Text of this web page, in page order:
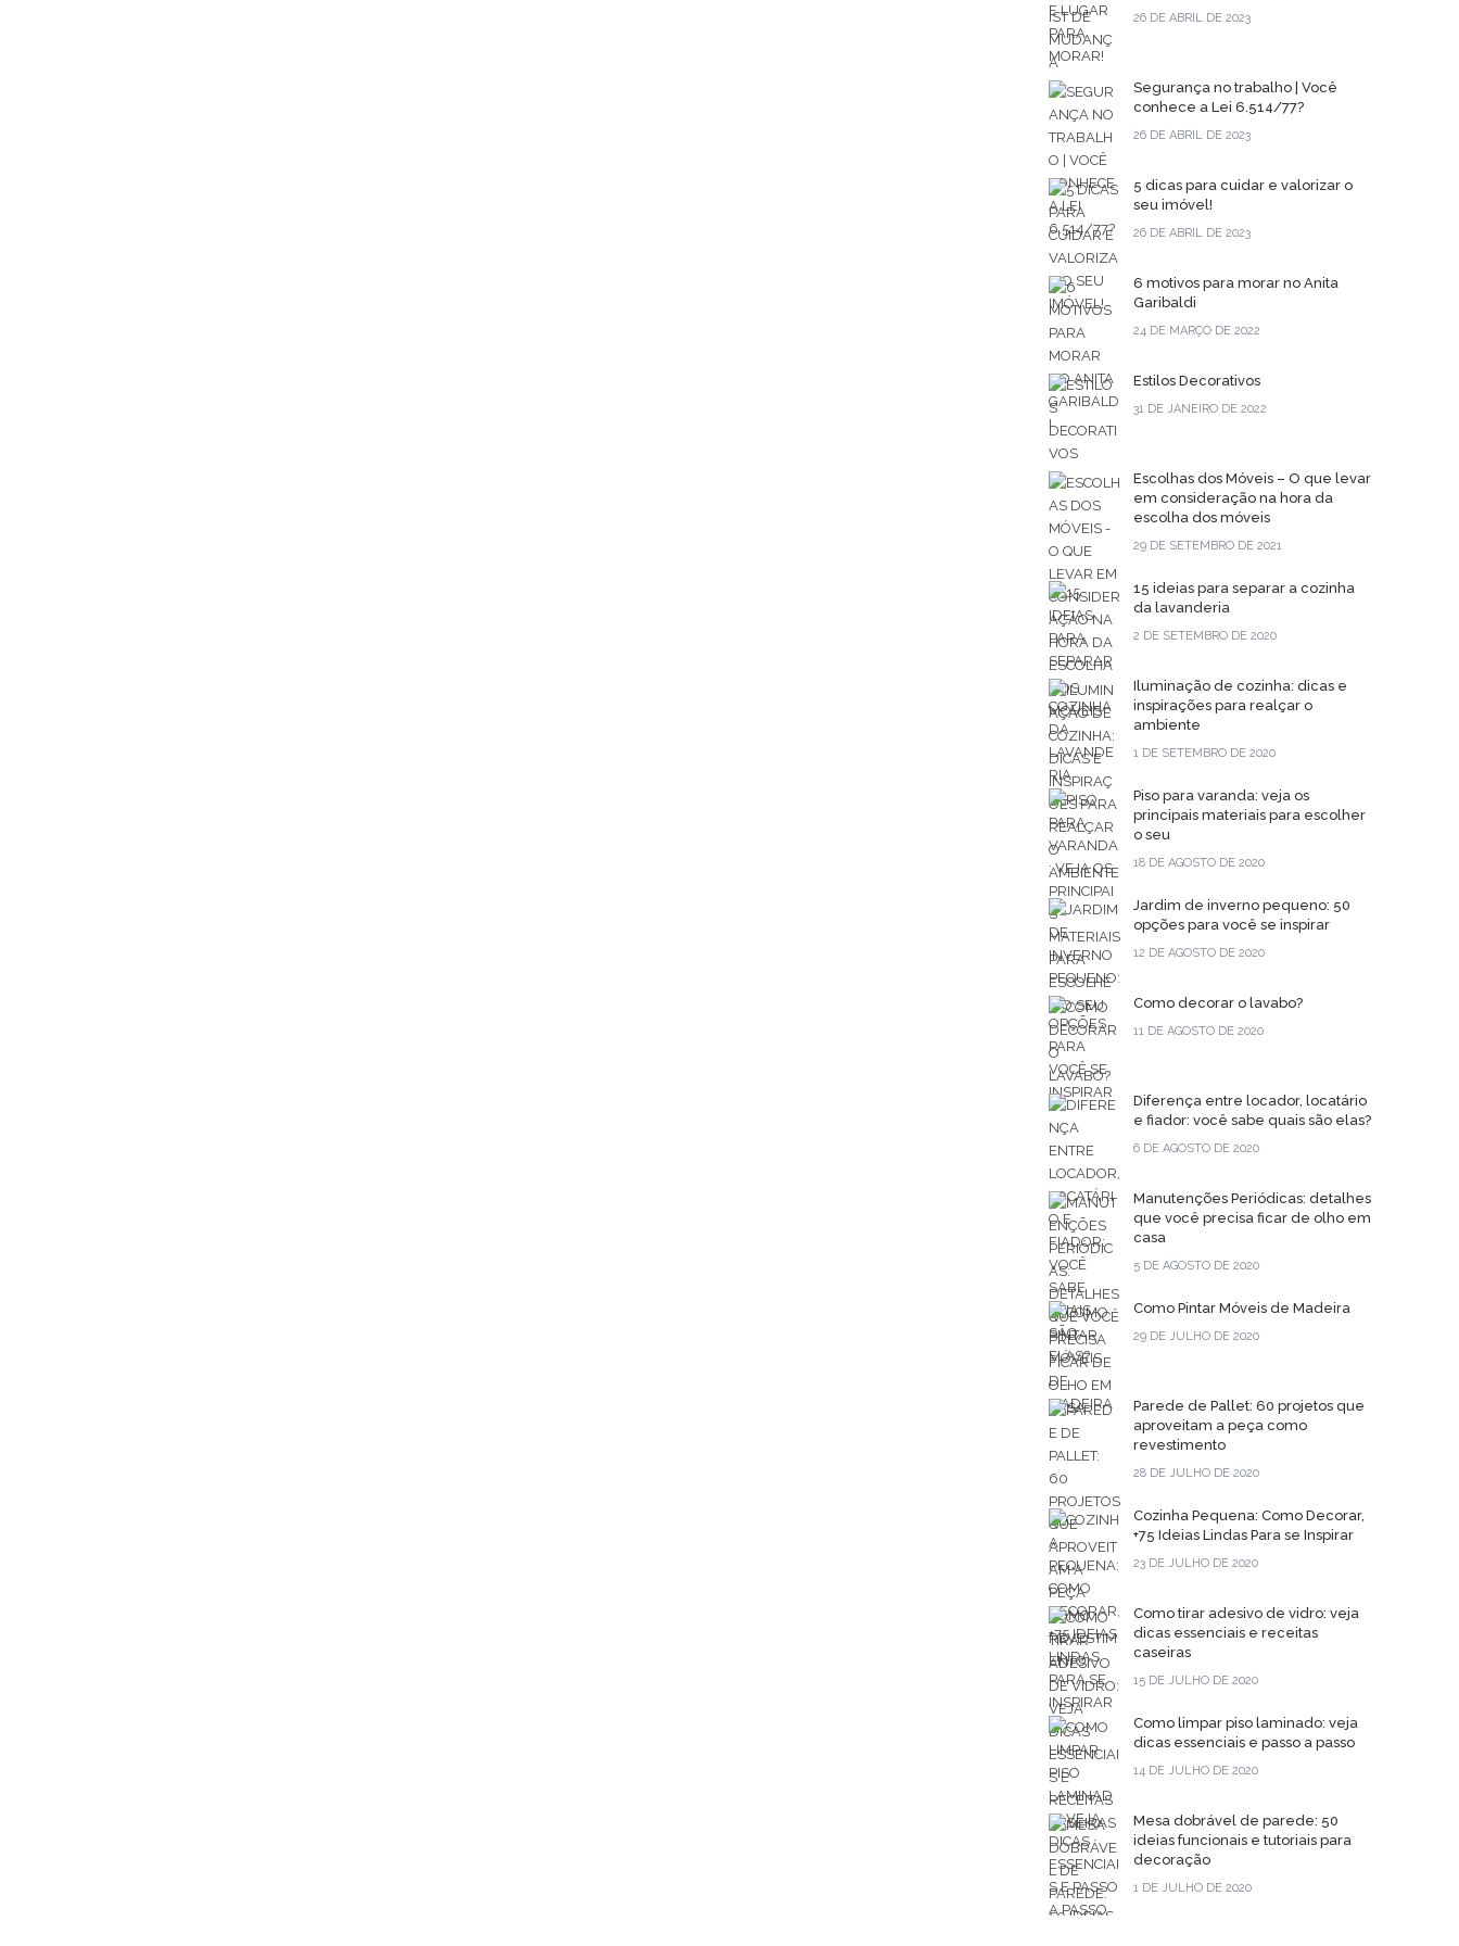
26 DE ABRIL DE 2023
Segurança no trabalho | Você
conhece a Lei 6.514/77?
26 DE ABRIL DE 2023
5 dicas para cuidar e valorizar o
seu imóvel!
26 DE ABRIL DE 2023
6 motivos para morar no Anita
Garibaldi
24 DE MARÇO DE 2022
Estilos Decorativos
31 DE JANEIRO DE 2022
Escolhas dos Móveis – O que levar
em consideração na hora da
escolha dos móveis
29 DE SETEMBRO DE 2021
15 ideias para separar a cozinha
da lavanderia
2 DE SETEMBRO DE 2020
Iluminação de cozinha: dicas e
inspirações para realçar o
ambiente
1 DE SETEMBRO DE 2020
Piso para varanda: veja os
principais materiais para escolher
o seu
18 DE AGOSTO DE 2020
Jardim de inverno pequeno: 50
opções para você se inspirar
12 DE AGOSTO DE 2020
Como decorar o lavabo?
11 DE AGOSTO DE 2020
Diferença entre locador, locatário
e fiador: você sabe quais são elas?
6 DE AGOSTO DE 2020
Manutenções Periódicas: detalhes
que você precisa ficar de olho em
casa
5 DE AGOSTO DE 2020
Como Pintar Móveis de Madeira
29 DE JULHO DE 2020
Parede de Pallet: 60 projetos que
aproveitam a peça como
revestimento
28 DE JULHO DE 2020
Cozinha Pequena: Como Decorar,
+75 Ideias Lindas Para se Inspirar
23 DE JULHO DE 2020
Como tirar adesivo de vidro: veja
dicas essenciais e receitas
caseiras
15 DE JULHO DE 2020
Como limpar piso laminado: veja
dicas essenciais e passo a passo
14 DE JULHO DE 2020
Mesa dobrável de parede: 50
ideias funcionais e tutoriais para
decoração
1 DE JULHO DE 2020